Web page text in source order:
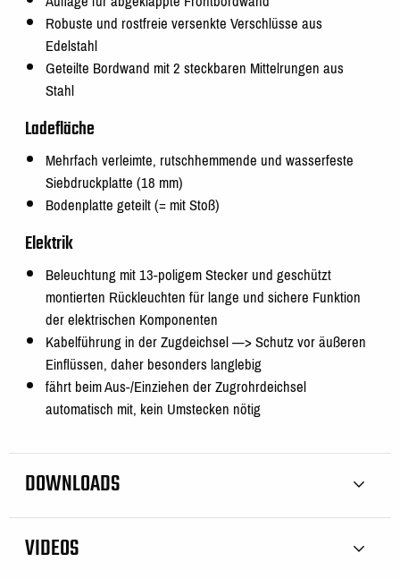
Robuste und rostfreie versenkte Verschlüsse aus
Edelstahl
Geteilte Bordwand mit 2 steckbaren Mittelrungen aus
Stahl
Ladefläche
Mehrfach verleimte, rutschhemmende und wasserfeste
Siebdruckplatte (18 mm)
Bodenplatte geteilt (= mit Stoß)
Elektrik
Beleuchtung mit 13-poligem Stecker und geschützt
montierten Rückleuchten für lange und sichere Funktion
der elektrischen Komponenten
Kabelführung in der Zugdeichsel —> Schutz vor äußeren
Einflüssen, daher besonders langlebig
fährt beim Aus-/Einziehen der Zugrohrdeichsel
automatisch mit, kein Umstecken nötig
DOWNLOADS
VIDEOS